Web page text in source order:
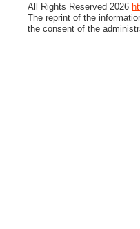
All Rights Reserved 2026
The reprint of the
the consent of the